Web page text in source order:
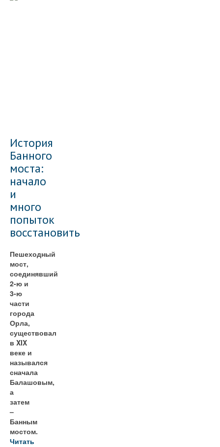
История
Банного
моста:
начало
и
много
попыток
восстановить
Пешеходный
мост,
соединявший
2-ю и
3-ю
части
города
Орла,
существовал
в XIX
веке и
назывался
сначала
Балашовым,
а
затем
–
Банным
мостом.
Читать